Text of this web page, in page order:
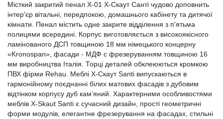
Місткий закритий пенал Х-01 X-Скаут Санті чудово доповнить
інтер'єр вітальні, передпокою, домашнього кабінету та дитячої
кімнати. Пенал містить одне закрите відділення з п'ятьма
полицями всередині. Корпус виготовляється з високоякісного
ламінованого ДСП товщиною 18 мм німецького концерну
«Kronospan», фасади - МДФ c фрезеруванням товщиною 16
мм виробництва Італія. Торці деталей обклеюються кромкою
ПВХ фірми Rehau. Меблі X-Скаут Santi випускаються в
гармонійному поєднанні білих матових фасадів з дубовим
відтінком корпусу дуб кам’яний. Характерними особливостями
меблів X-Skaut Santi є сучасний дизайн, прості геометричні
форми модулів, елегантне фрезерування на фасадах, стильні